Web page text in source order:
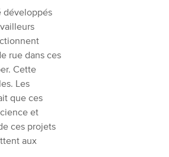
développés
rue dans ces
Cette
Les
que ces
et
ces projets
aux